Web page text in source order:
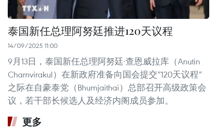
泰国新任总理阿努廷推进120天议程
14/09/2025 11:00
9月13日，泰国新任总理阿努廷·查恩威拉库（Anutin
Charnvirakul）在新政府准备向国会提交“120天议程”
之际在自豪泰党（Bhumjaithai）总部召开高级政策会
议，若干部长候选人及经济内阁成员参加。
更多